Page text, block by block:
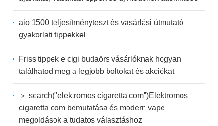
aio 1500 teljesítményteszt és vásárlási útmutató
gyakorlati tippekkel
Friss tippek e cigi budaörs vásárlóknak hogyan
találhatod meg a legjobb boltokat és akciókat
＞ search("elektromos cigaretta com")Elektromos
cigaretta com bemutatása és modern vape
megoldások a tudatos választáshoz